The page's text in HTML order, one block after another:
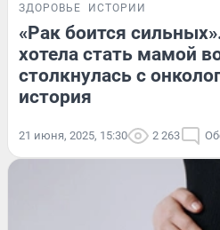
ЗДОРОВЬЕ ИСТОРИИ
«Рак боится
хотела стать мамой
столкнулась с
история
21 июня, 2025, 15:30 2 263